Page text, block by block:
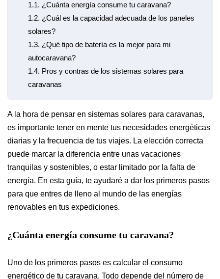
1.1. ¿Cuánta energía consume tu caravana?
1.2. ¿Cuál es la capacidad adecuada de los paneles
solares?
1.3. ¿Qué tipo de batería es la mejor para mi
autocaravana?
1.4. Pros y contras de los sistemas solares para
caravanas
A la hora de pensar en sistemas solares para caravanas,
es importante tener en mente tus necesidades energéticas
diarias y la frecuencia de tus viajes. La elección correcta
puede marcar la diferencia entre unas vacaciones
tranquilas y sostenibles, o estar limitado por la falta de
energía. En esta guía, te ayudaré a dar los primeros pasos
para que entres de lleno al mundo de las energías
renovables en tus expediciones.
¿Cuánta energía consume tu caravana?
Uno de los primeros pasos es calcular el consumo
energético de tu caravana. Todo depende del número de